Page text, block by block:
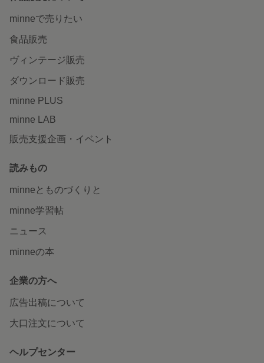
minneで売りたい
食品販売
ヴィンテージ販売
ダウンロード販売
minne PLUS
minne LAB
販売支援企画・イベント
読みもの
minneとものづくりと
minne学習帖
ニュース
minneの本
企業の方へ
広告出稿について
大口注文について
ヘルプセンター